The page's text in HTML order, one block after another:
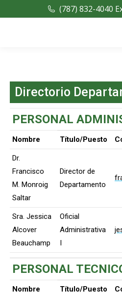
(787) 832-4040
Directorio
PERSONAL
Nombre Título/Puesto
Dr.
Francisco
M. Monroig
Saltar
Director de
Departamento
Sra. Jessica
Alcover
Beauchamp
Oficial
Administrativa
I
PERSONAL
Nombre Título/Puesto